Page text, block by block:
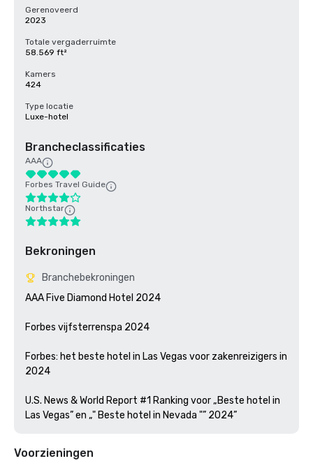
Gerenoveerd
2023
Totale vergaderruimte
58.569 ft²
Kamers
424
Type locatie
Luxe-hotel
Brancheclassificaties
AAA
Forbes Travel Guide
Northstar
Bekroningen
Branchebekroningen
AAA Five Diamond Hotel 2024
Forbes vijfsterrenspa 2024
Forbes: het beste hotel in Las Vegas voor zakenreizigers in
2024
U.S. News & World Report #1 Ranking voor „Beste hotel in
Las Vegas” en „" Beste hotel in Nevada "” 2024”
Voorzieningen